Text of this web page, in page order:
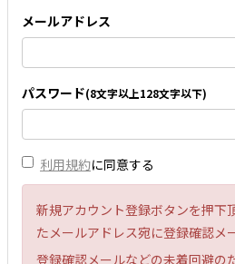
メールアドレス
パスワード(8文字以上128文字以下)
利用規約に同意する
新規アカウント登録ボタンを押下
たメールアドレス宛に登録確認メ
登録確認メールなどの未着回避の